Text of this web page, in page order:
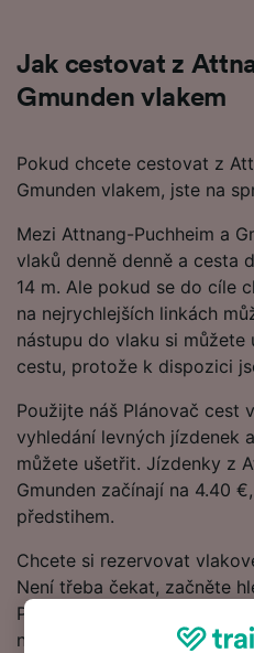
Jak cestovat z
Gmunden vlakem
Pokud chcete cestovat z
Gmunden vlakem, jste na
Mezi Attnang-Puchheim a
vlaků denně denně a cesta
14 m. Ale pokud se do cíle
na nejrychlejších linkách
nástupu do vlaku si
cestu, protože k dispozici
Použijte náš Plánovač cest
vyhledání levných jízdenek
můžete ušetřit. Jízdenky z
Gmunden začínají na 4.40
předstihem.
Chcete si rezervovat
Není třeba čekat, začněte
Pokud se nejprve chcete
najdete naše jízdní řády,